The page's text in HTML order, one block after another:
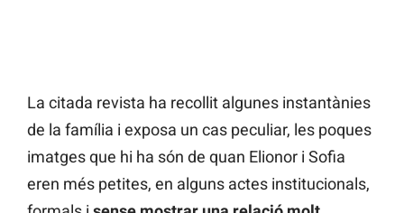
La citada revista ha recollit algunes instantànies
de la família i exposa un cas peculiar, les poques
imatges que hi ha són de quan Elionor i Sofia
eren més petites, en alguns actes institucionals,